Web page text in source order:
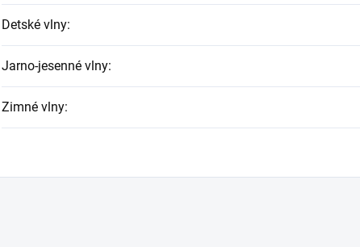
Detské vlny:
Jarno-jesenné vlny:
Zimné vlny: